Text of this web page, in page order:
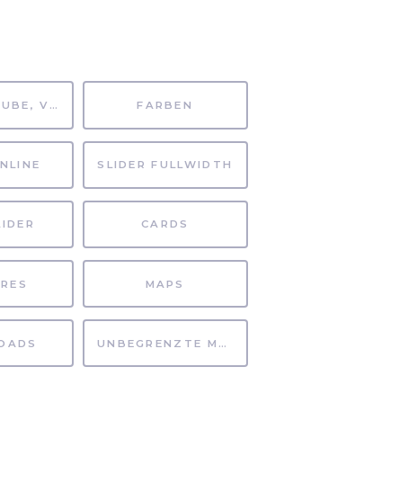
MP4, YOUTUBE, VIMEO FARBEN
SLIDER FULLWIDTH
CARDS
MAPS
UNBEGRENZTE MÖGLICHKEITEN